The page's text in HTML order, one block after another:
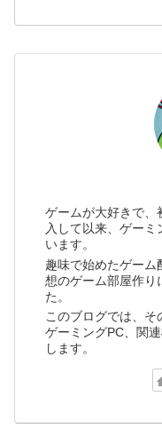
ゲームが大好きで、
入して以来、ゲー
います。
趣味で始めたゲーム
想のゲーム部屋作り
た。
このブログでは、
ゲーミングPC、関
します。